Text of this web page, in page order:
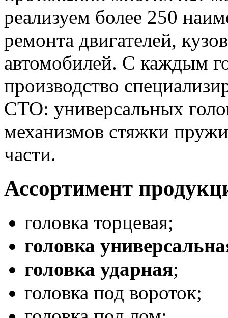
реализуем более 250
ремонта двигателей,
автомобилей. С каждым
производство
СТО: универсальных
механизмов стяжки
части.
Ассортимент
головка торцевая;
головка
головка ударная;
головка под вороток;